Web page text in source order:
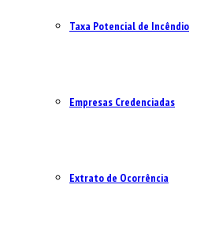
Taxa Potencial de Incêndio
Empresas Credenciadas
Extrato de Ocorrência